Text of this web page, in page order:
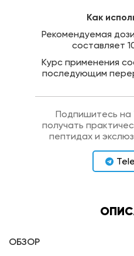
Как
Рекомендуемая
составляет
Курс применения
последующим
Подпишитесь на
получать
пептидах и
ОБЗОР